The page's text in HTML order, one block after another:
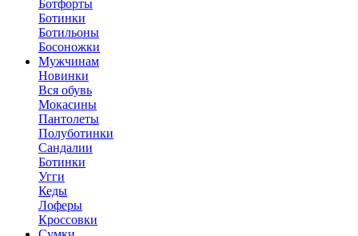
Ботфорты
Ботинки
Ботильоны
Босоножки
Мужчинам
Новинки
Вся обувь
Мокасины
Пантолеты
Полуботинки
Сандалии
Ботинки
Угги
Кеды
Лоферы
Кроссовки